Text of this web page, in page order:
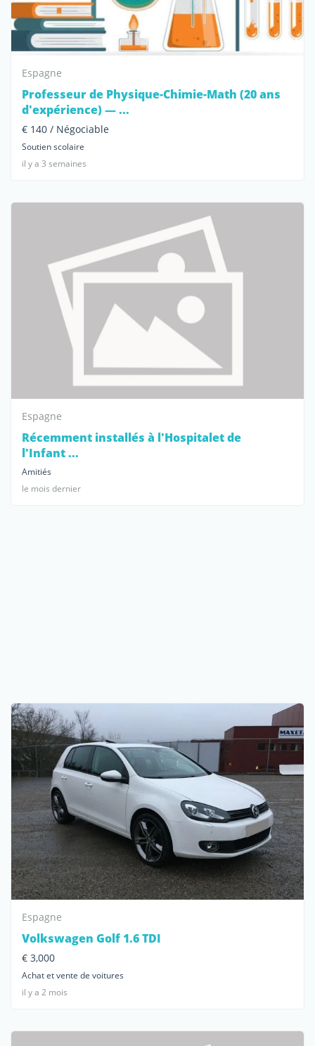
Espagne
Professeur de Physique-Chimie-Math (20 ans
d'expérience) — ...
€ 140 / Négociable
Soutien scolaire
il y a 3 semaines
Espagne
Récemment installés à l'Hospitalet de
l'Infant ...
Amitiés
le mois dernier
Espagne
Volkswagen Golf 1.6 TDI
€ 3,000
Achat et vente de voitures
il y a 2 mois